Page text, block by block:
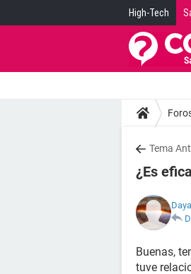
High-Tech
Tema
¿Es
Buenas,
tuve